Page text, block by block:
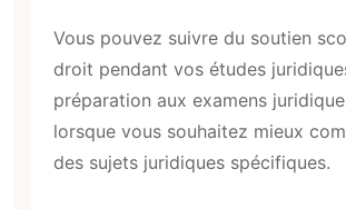
Vous pouvez suivre du soutien
droit pendant vos études
préparation aux examens
lorsque vous souhaitez mieux
des sujets juridiques spécifiques.